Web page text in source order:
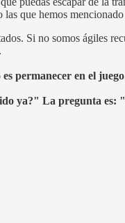
que hemos
Si no somos ágiles
permanecer en el juego
ya?" La pregunta es: